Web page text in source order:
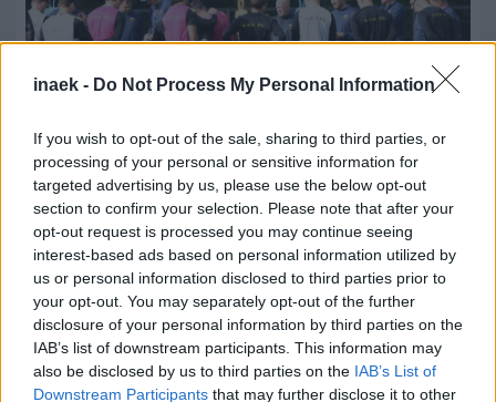
inaek - Do Not Process My Personal Information
If you wish to opt-out of the sale, sharing to third parties, or
processing of your personal or sensitive information for
targeted advertising by us, please use the below opt-out
section to confirm your selection. Please note that after your
opt-out request is processed you may continue seeing
interest-based ads based on personal information utilized by
us or personal information disclosed to third parties prior to
your opt-out. You may separately opt-out of the further
disclosure of your personal information by third parties on the
IAB’s list of downstream participants. This information may
also be disclosed by us to third parties on the IAB’s List of
Downstream Participants that may further disclose it to other
23 Ιουλίου 2026, 23:57
Επιστροφή στη δουλειά για την ΑΕΚ
(VIDEO)
Η αποστολή της ΑΕΚ επέστρεψε στην Ολλανδία και
συγκεκριμένα στο Άπελντορν, όπου θα πραγματοποιηθεί